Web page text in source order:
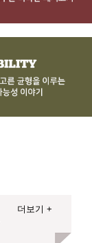
더보기 +